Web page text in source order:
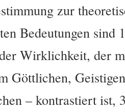
zur
Bedeutungen sind
Wirklichkeit, der
Göttlichen,
– kontrastiert